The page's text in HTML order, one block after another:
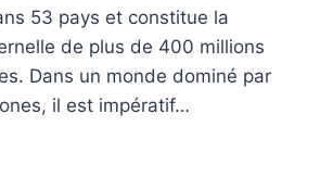
53 pays et constitue la
de plus de 400 millions
Dans un monde dominé par
il est impératif…